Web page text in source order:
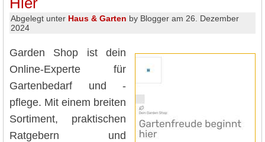
Abgelegt unter Haus & Garten by Blogger am 26. Dezember
2024
Garden Shop ist dein
Online-Experte für
Gartenbedarf und -
pflege. Mit einem breiten
Sortiment, praktischen
Ratgebern und